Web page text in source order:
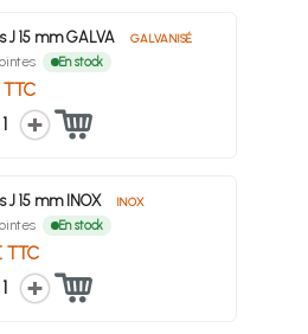
J 15 mm GALVA GALVANISÉ
En stock
1
J 15 mm INOX INOX
En stock
TTC
1